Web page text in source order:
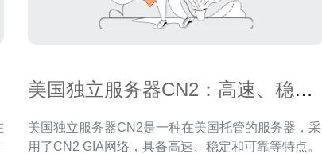
美国独立服务器CN2：高速、稳
美国独立服务器CN2是一种在美国托管的服务器，采
用了CN2 GIA网络，具备高速、稳定和可靠等特点。